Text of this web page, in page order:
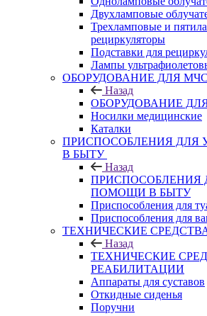
Двухламповые
Трехламповые и
рециркуляторы
Подставки для
Лампы
ОБОРУДОВАНИЕ ДЛЯ
Назад
ОБОРУДОВАНИЕ
Носилки медицинские
Каталки
ПРИСПОСОБЛЕНИЯ ДЛЯ
В БЫТУ
Назад
ПРИСПОСОБЛЕНИЯ
ПОМОЩИ В БЫТУ
Приспособления для
Приспособления для
ТЕХНИЧЕСКИЕ
Назад
ТЕХНИЧЕСКИЕ
РЕАБИЛИТАЦИИ
Аппараты для суставов
Откидные сиденья
Поручни